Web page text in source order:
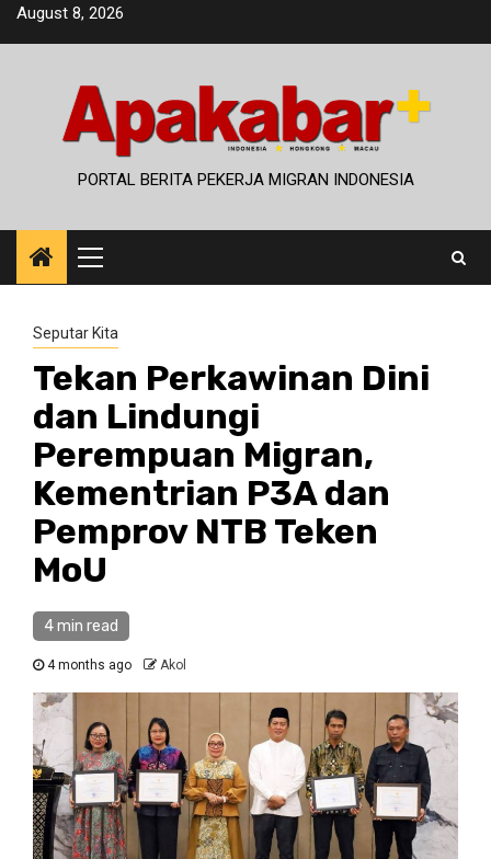
SkipAugust 8, 2026
PORTAL BERITA PEKERJA MIGRAN INDONESIA
Primary
Menu
Seputar Kita
Tekan Perkawinan Dini
dan Lindungi
Perempuan Migran,
Kementrian P3A dan
Pemprov NTB Teken
MoU
4 min read
4 months ago Akol